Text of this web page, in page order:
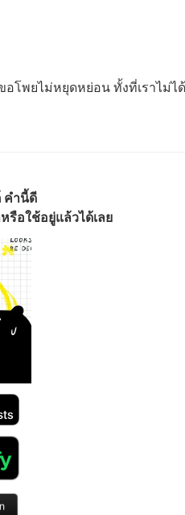
โพยไม่หยุดหย่อน​ ทั้ง​ที่​เรา​ไม่​ไ
คำนี้ดี
อใช้อยู่แล้วได้เลย